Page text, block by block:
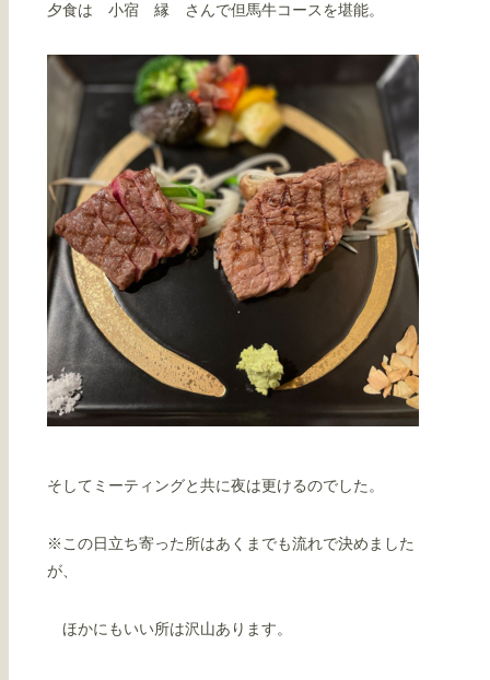
夕食は 小宿 縁 さんで但馬牛コースを堪能。
そしてミーティングと共に夜は更けるのでした。
※この日立ち寄った所はあくまでも流れで決めました
が、
ほかにもいい所は沢山あります。